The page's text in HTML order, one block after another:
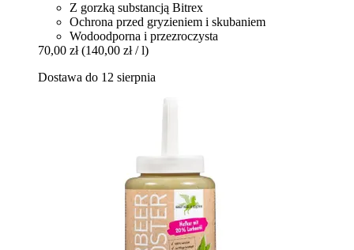
Z gorzką substancją Bitrex
Ochrona przed gryzieniem i skubaniem
Wodoodporna i przezroczysta
70,00 zł (140,00 zł / l)
Dostawa do 12 sierpnia